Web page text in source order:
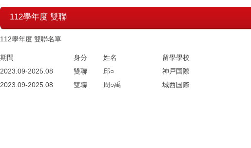
112學年度 雙聯
112學年度 雙聯名單
期間 身分 姓名
留學學校
2023.09-2025.08
雙聯 邱○
神戸国際
2023.09-2025.08
雙聯 周○禹 城西国際